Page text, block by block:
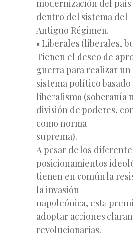
modernización del país
dentro del sistema del
Antiguo Régimen.
• Liberales (liberales,
Tienen el deseo de
guerra para realizar un
sistema político basado
liberalismo (soberanía
división de poderes,
como norma
suprema).
A pesar de los
posicionamientos
tienen en común la
la invasión
napoleónica, esta
adoptar acciones
revolucionarias.